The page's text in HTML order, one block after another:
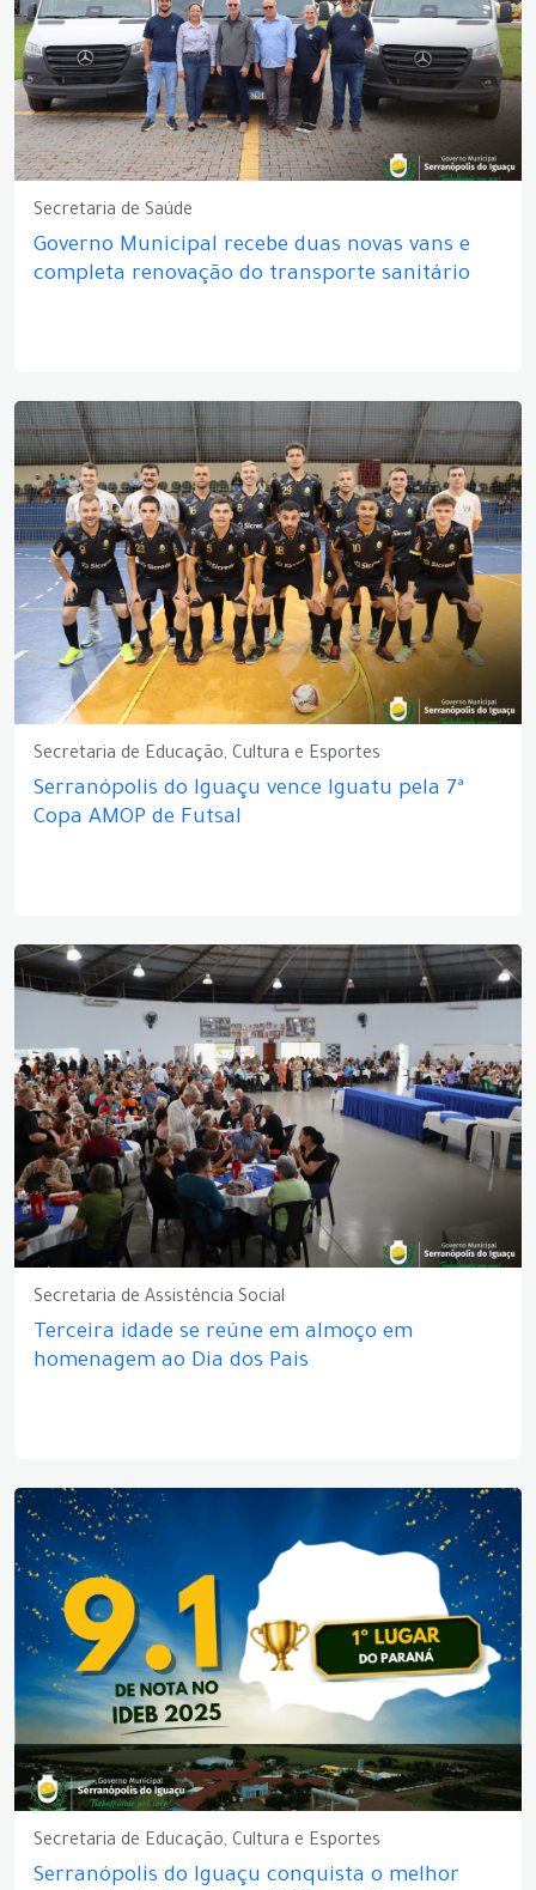
Secretaria de Saúde
Governo Municipal recebe duas novas vans e
completa renovação do transporte sanitário
Secretaria de Educação, Cultura e Esportes
Serranópolis do Iguaçu vence Iguatu pela 7ª
Copa AMOP de Futsal
Secretaria de Assistência Social
Terceira idade se reúne em almoço em
homenagem ao Dia dos Pais
Secretaria de Educação, Cultura e Esportes
Serranópolis do Iguaçu conquista o melhor